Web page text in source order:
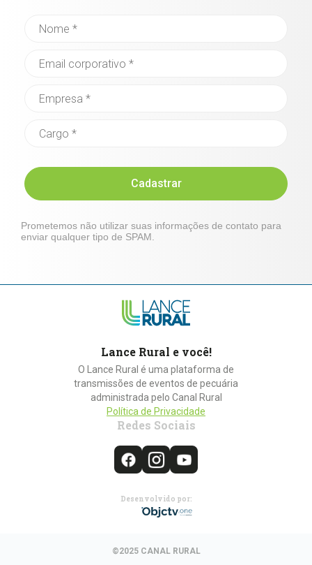
Cadastrar
Prometemos não utilizar suas informações de contato para
enviar qualquer tipo de SPAM.
Lance Rural e você!
O Lance Rural é uma plataforma de
transmissões de eventos de pecuária
administrada pelo Canal Rural
Política de Privacidade
Redes Sociais
Desenvolvido por:
©2025 CANAL RURAL